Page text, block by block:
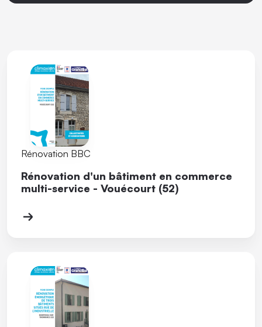
Rénovation BBC
Rénovation d'un bâtiment en commerce
multi-service - Vouécourt (52)